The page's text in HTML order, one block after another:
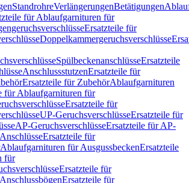
StandrohreVerlängerungenBetätigungen
für Ablaufgarnituren für
Ersatzteile für
Doppelkammergeruchsverschlüsse
SpülbeckenanschlüsseErsatzteile
AnschlussstutzenErsatzteile für
Ersatzteile für ZubehörAblaufgarnituren
für Ablaufgarnituren für
Ersatzteile für
UP-GeruchsverschlüsseErsatzteile für
AP-GeruchsverschlüsseErsatzteile für AP-
AnschlüsseErsatzteile für
Ablaufgarnituren für AusgussbeckenErsatzteile
für
Ersatzteile für
AnschlussbögenErsatzteile für